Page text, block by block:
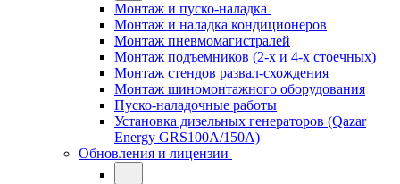
Монтаж и пуско-наладка
Монтаж и наладка кондиционеров
Монтаж пневмомагистралей
Монтаж подъемников (2-х и 4-х стоечных)
Монтаж стендов развал-схождения
Монтаж шиномонтажного оборудования
Пуско-наладочные работы
Установка дизельных генераторов (Qazar
Energy GRS100A/150A)
Обновления и лицензии